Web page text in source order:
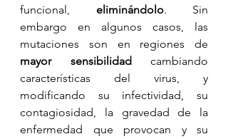
funcional, eliminándolo. Sin
embargo en algunos casos, las
mayor sensibilidad cambiando
características del virus, y
modificando su infectividad, su
contagiosidad, la gravedad de la
enfermedad que provocan y su